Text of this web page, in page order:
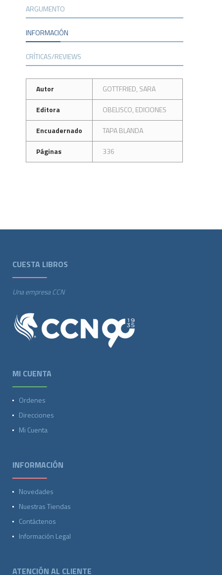
ARGUMENTO
INFORMACIÓN
CRÍTICAS/REVIEWS
Autor
GOTTFRIED, SARA
Editora
OBELISCO, EDICIONES
Encuadernado
TAPA BLANDA
Páginas
336
CUESTA LIBROS
Una empresa CCN
MI CUENTA
Ordenes
Direcciones
Mi Cuenta
INFORMACIÓN
Novedades
Nuestras Tiendas
Contáctenos
Información Legal
ATENCIÓN AL CLIENTE